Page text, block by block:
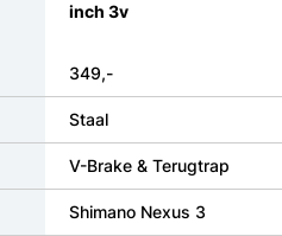
inch 3v
349,-
Staal
V-Brake & Terugtrap
Shimano Nexus 3